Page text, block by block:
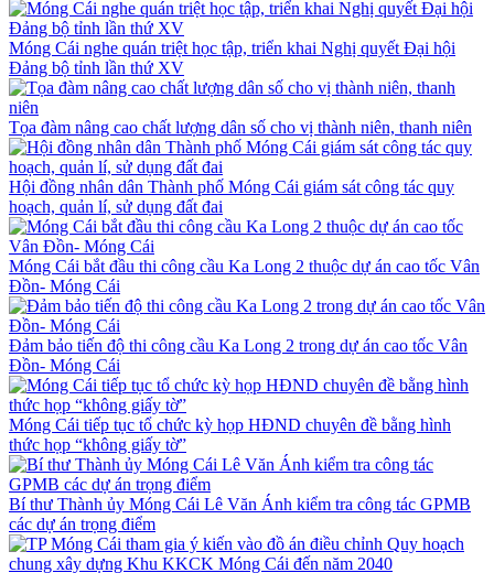
Móng Cái nghe quán triệt học tập, triển khai Nghị quyết Đại hội
Đảng bộ tỉnh lần thứ XV
Tọa đàm nâng cao chất lượng dân số cho vị thành niên, thanh niên
Hội đồng nhân dân Thành phố Móng Cái giám sát công tác quy
hoạch, quản lí, sử dụng đất đai
Móng Cái bắt đầu thi công cầu Ka Long 2 thuộc dự án cao tốc Vân
Đồn- Móng Cái
Đảm bảo tiến độ thi công cầu Ka Long 2 trong dự án cao tốc Vân
Đồn- Móng Cái
Móng Cái tiếp tục tổ chức kỳ họp HĐND chuyên đề bằng hình
thức họp “không giấy tờ”
Bí thư Thành ủy Móng Cái Lê Văn Ánh kiểm tra công tác GPMB
các dự án trọng điểm